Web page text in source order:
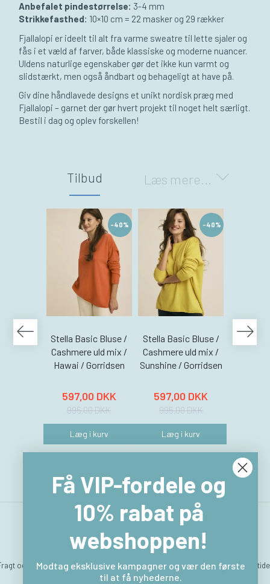
Anbefalet pindestørrelse: 3-4 mm
Strikkefasthed: 10×10 cm = 22 masker og 29 rækker
Fjallalopi er ideelt til alt fra varme sweatre til lette sjaler og
fås i et væld af farver, både klassiske og moderne nuancer.
Uldens naturlige egenskaber gør det ikke kun varmt og
slidstærkt, men også åndbart og behageligt at have på.
Giv dine håndlavede designs et unikt nordisk præg med
Fjallalopi – garnet der gør hvert projekt til noget helt særligt.
Bestil i dag og oplev forskellen!
Læs mere...
Tilbud
-40%
Stella Basic Bluse /
Cashmere uld mix /
Hawai / Gorridsen
597,00 DKK
995,00 DKK
Læg i kurv
-40%
Stella Basic Bluse /
Cashmere uld mix /
Sunshine / Gorridsen
597,00 DKK
995,00 DKK
Læg i kurv
Stella
og leveringHvem er viBetingelser & VilkårSitemap Kontakt &
Få VIP-fordele og
10% rabat på
webshoppen!
Modtag eksklusive kampagner og vær den første
til at få nyhederne.